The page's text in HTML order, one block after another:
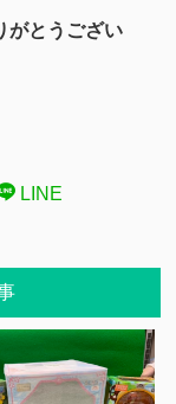
がとうござい
LINE